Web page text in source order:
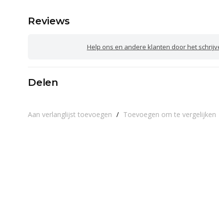
Reviews
Help ons en andere klanten door het
Delen
Aan verlanglijst toevoegen / Toevoegen om te vergelijken